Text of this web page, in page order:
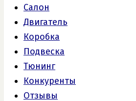
Салон
Двигатель
Коробка
Подвеска
Тюнинг
Конкуренты
Отзывы